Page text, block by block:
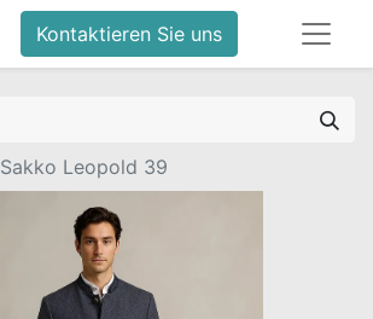
Kontaktieren Sie uns
Sakko Leopold 39